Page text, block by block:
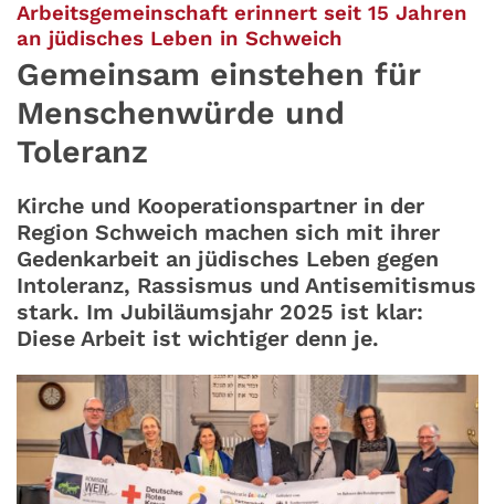
Arbeitsgemeinschaft erinnert seit 15 Jahren
an jüdisches Leben in Schweich
Gemeinsam einstehen für
Menschenwürde und
Toleranz
Kirche und Kooperationspartner in der
Region Schweich machen sich mit ihrer
Gedenkarbeit an jüdisches Leben gegen
Intoleranz, Rassismus und Antisemitismus
stark. Im Jubiläumsjahr 2025 ist klar:
Diese Arbeit ist wichtiger denn je.